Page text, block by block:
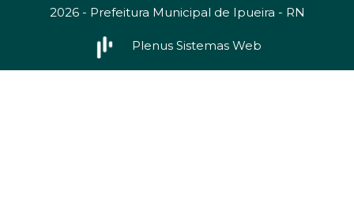
2026 - Prefeitura Municipal de Ipueira - RN
Plenus Sistemas Web